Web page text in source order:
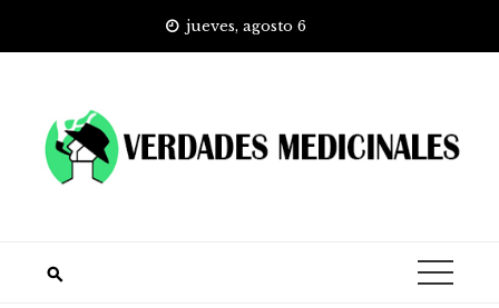
jueves, agosto 6